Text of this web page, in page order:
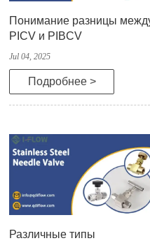
Понимание разницы
PICV и PIBCV
Jul 04, 2025
Подробнее >
Различные типы